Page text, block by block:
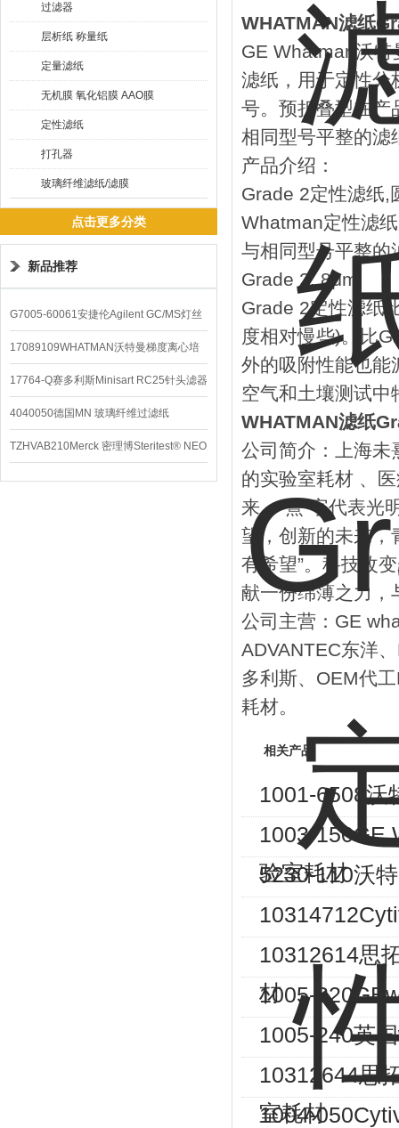
过滤器
层析纸 称量纸
定量滤纸
无机膜 氧化铝膜 AAO膜
定性滤纸
打孔器
玻璃纤维滤纸/滤膜
点击更多分类
新品推荐
G7005-60061安捷伦Agilent GC/MS灯丝
配件
17089109WHATMAN沃特曼梯度离心培
养基
17764-Q赛多利斯Minisart RC25针头滤器
4040050德国MN 玻璃纤维过滤纸
TZHVAB210Merck 密理博Steritest® NEO
设备
WHATMAN滤纸
GE Whatman沃
滤纸，用于定性分
号。预折叠型在产
相同型号平整的滤
产品介绍：
Grade 2定性滤纸,
Whatman定性滤
与相同型号平整的
Grade 2: 8μm
Grade 2定性滤纸
度相对慢些)。比
外的吸附性能也能
空气和土壤测试
WHATMAN滤纸
公司简介：上海
的实验室耗材 、
来，“熹”字代表光
望，创新的未来，
有希望”。科技改
献一份绵薄之力，
公司主营：GE
ADVANTEC东洋
多利斯、OEM代
耗材。
相关产品
1001-6508沃
1003-150GE
验室耗材
5230-110沃
10312614思
材
1005-
1005-240英
10312644思
室耗材
1004-